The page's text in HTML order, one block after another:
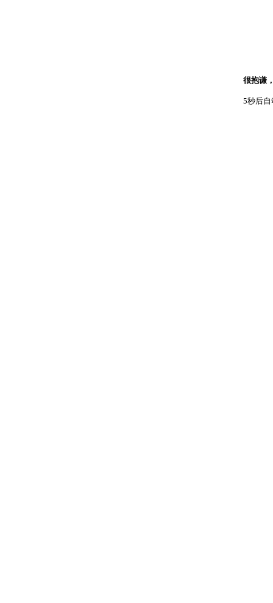
很抱谦
5秒后自